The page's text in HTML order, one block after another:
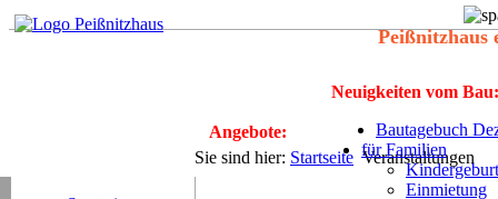
Peißnitzhaus
Neuigkeiten vom Bau:
Bautagebuch
für Familien
Einmietung
Angebote:
Sie sind hier: Startseite Veranstaltungen